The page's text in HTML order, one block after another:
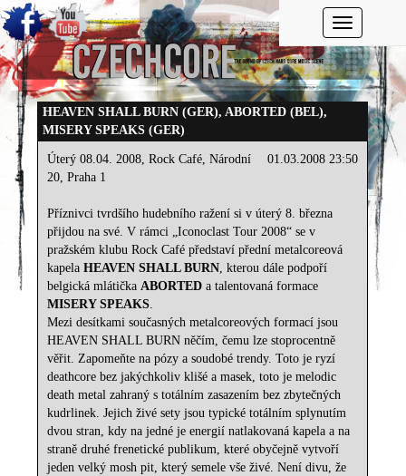
Toggle
HEAVEN SHALL BURN (GER), ABORTED (BEL),
MISERY SPEAKS (GER)
01.03.2008 23:50
Úterý 08.04. 2008, Rock Café, Národní
20, Praha 1
Příznivci tvrdšího hudebního ražení si v úterý 8. března
přijdou na své. V rámci „Iconoclast Tour 2008“ se v
pražském klubu Rock Café představí přední metalcoreová
kapelaHEAVEN SHALL BURN, kterou dále podpoří
belgická mlátičkaABORTED a talentovaná formace
MISERY SPEAKS.
Mezi desítkami současných metalcoreových formací jsou
HEAVEN SHALL BURN něčím, čemu lze stoprocentně
věřit. Zapomeňte na pózy a soudobé trendy. Toto je ryzí
deathcore bez jakýchkoliv klišé a masek, toto je melodic
death metal zahraný s totálním zasazením bez zbytečných
kudrlinek. Jejich živé sety jsou typické totálním splynutím
dvou stran, kdy na jedné je energií natlakovaná kapela a na
straně druhé frenetické publikum, které obyčejně vytvoří
jeden velký mosh pit, který semele vše živé. Není divu, že